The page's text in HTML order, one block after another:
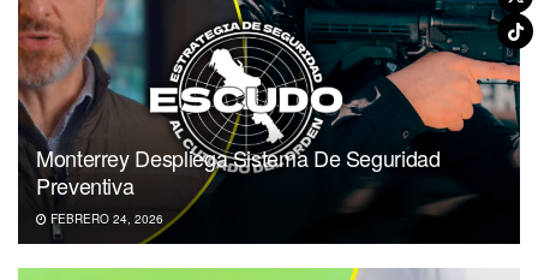
Monterrey Despliega Sistema De Seguridad
Preventiva
FEBRERO 24, 2026